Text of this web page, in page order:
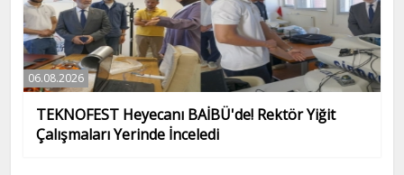
06.08.2026
TEKNOFEST Heyecanı BAİBÜ'de! Rektör Yiğit
Çalışmaları Yerinde İnceledi